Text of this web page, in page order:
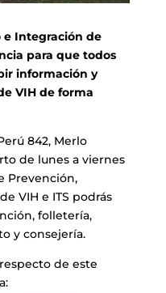
e Integración de
para que todos
información y
VIH de forma
842, Merlo
de lunes a viernes
Prevención,
VIH e ITS podrás
folletería,
y consejería.
de este